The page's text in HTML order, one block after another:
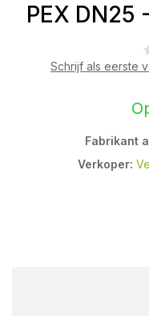
PEX DN25
Schrijf als eerste
Fabrikant
Verkoper: